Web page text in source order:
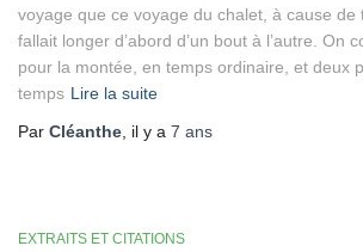
voyage que ce voyage du chalet, à cause de
fallait longer d’abord d’un bout à l’autre. On
pour la montée, en temps ordinaire, et deux
temps Lire la suite
Par Cléanthe , il y a 7 ans
EXTRAITS ET CITATIONS